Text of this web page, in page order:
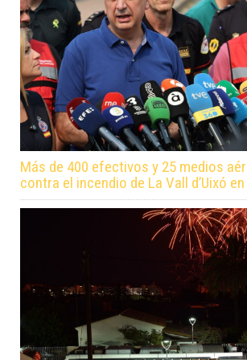
Más de 400 efectivos y 25 medios
contra el incendio de La Vall d’Uixó